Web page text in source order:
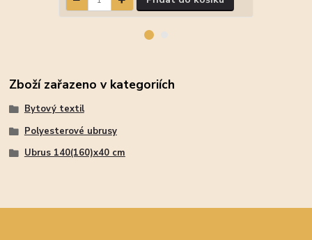
Zboží zařazeno v kategoriích
Bytový textil
Polyesterové ubrusy
Ubrus 140(160)x40 cm